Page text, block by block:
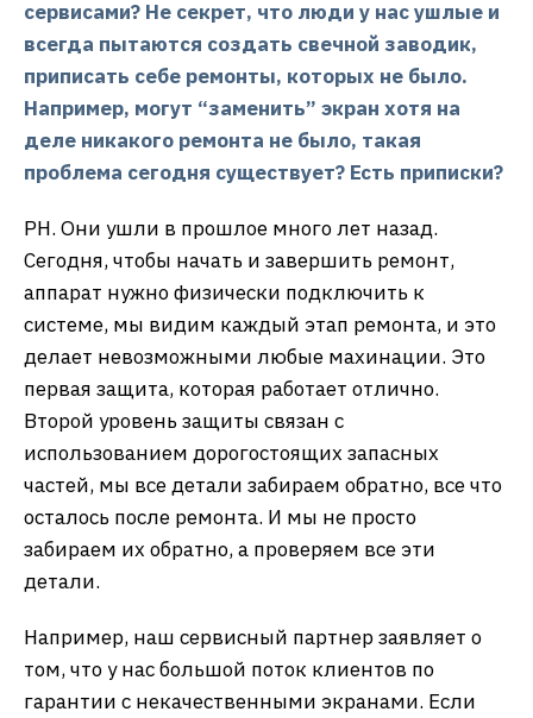
сервисами? Не секрет, что люди у нас ушлые и
всегда пытаются создать свечной заводик,
приписать себе ремонты, которых не было.
Например, могут “заменить” экран хотя на
деле никакого ремонта не было, такая
проблема сегодня существует? Есть приписки?
РН. Они ушли в прошлое много лет назад.
Сегодня, чтобы начать и завершить ремонт,
аппарат нужно физически подключить к
системе, мы видим каждый этап ремонта, и это
делает невозможными любые махинации. Это
первая защита, которая работает отлично.
Второй уровень защиты связан с
использованием дорогостоящих запасных
частей, мы все детали забираем обратно, все что
осталось после ремонта. И мы не просто
забираем их обратно, а проверяем все эти
детали.
Например, наш сервисный партнер заявляет о
том, что у нас большой поток клиентов по
гарантии с некачественными экранами. Если